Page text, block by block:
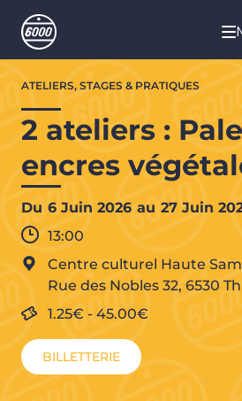
Aller au contenu principal
contenu
principal
ATELIERS, STAGES & PRATIQUES
2 ateliers :
encres
Du 6 Juin 2026 au 27 Juin
13:00
Centre culturel Haute
Rue des Nobles 32, 6530
1.25€ - 45.00€
BILLETTERIE